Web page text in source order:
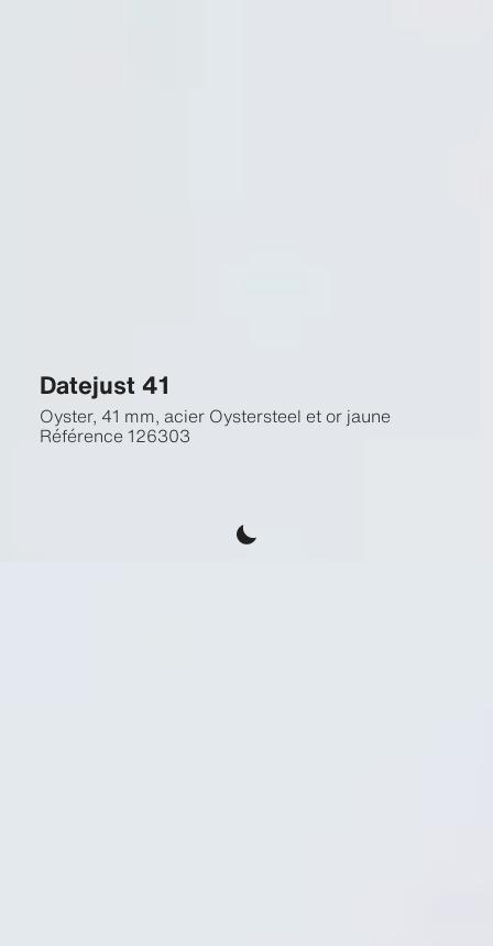
Datejust 41
Oyster, 41 mm, acier Oystersteel et or jaune
Référence126303